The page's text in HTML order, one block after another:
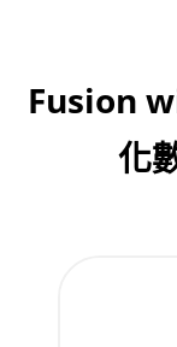
Fusion
化